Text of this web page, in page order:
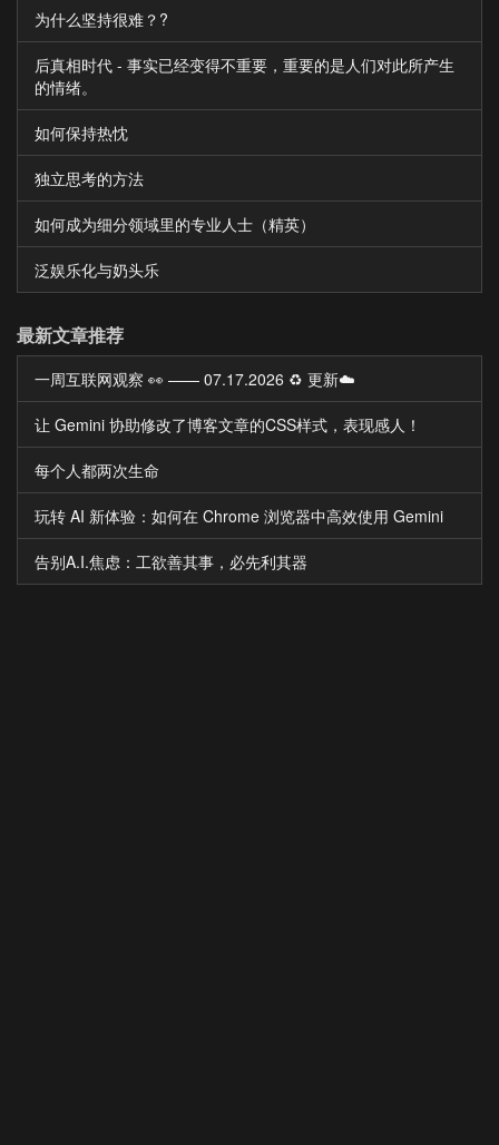
为什么坚持很难？?
后真相时代 - 事实已经变得不重要，重要的是人们对此所产生
的情绪。
如何保持热忱
独立思考的方法
如何成为细分领域里的专业人士（精英）
泛娱乐化与奶头乐
最新文章推荐
一周互联网观察 👀 —— 07.17.2026 ♻️ 更新☁️
让 Gemini 协助修改了博客文章的CSS样式，表现感人！
每个人都两次生命
玩转 AI 新体验：如何在 Chrome 浏览器中高效使用 Gemini
告别A.I.焦虑：工欲善其事，必先利其器